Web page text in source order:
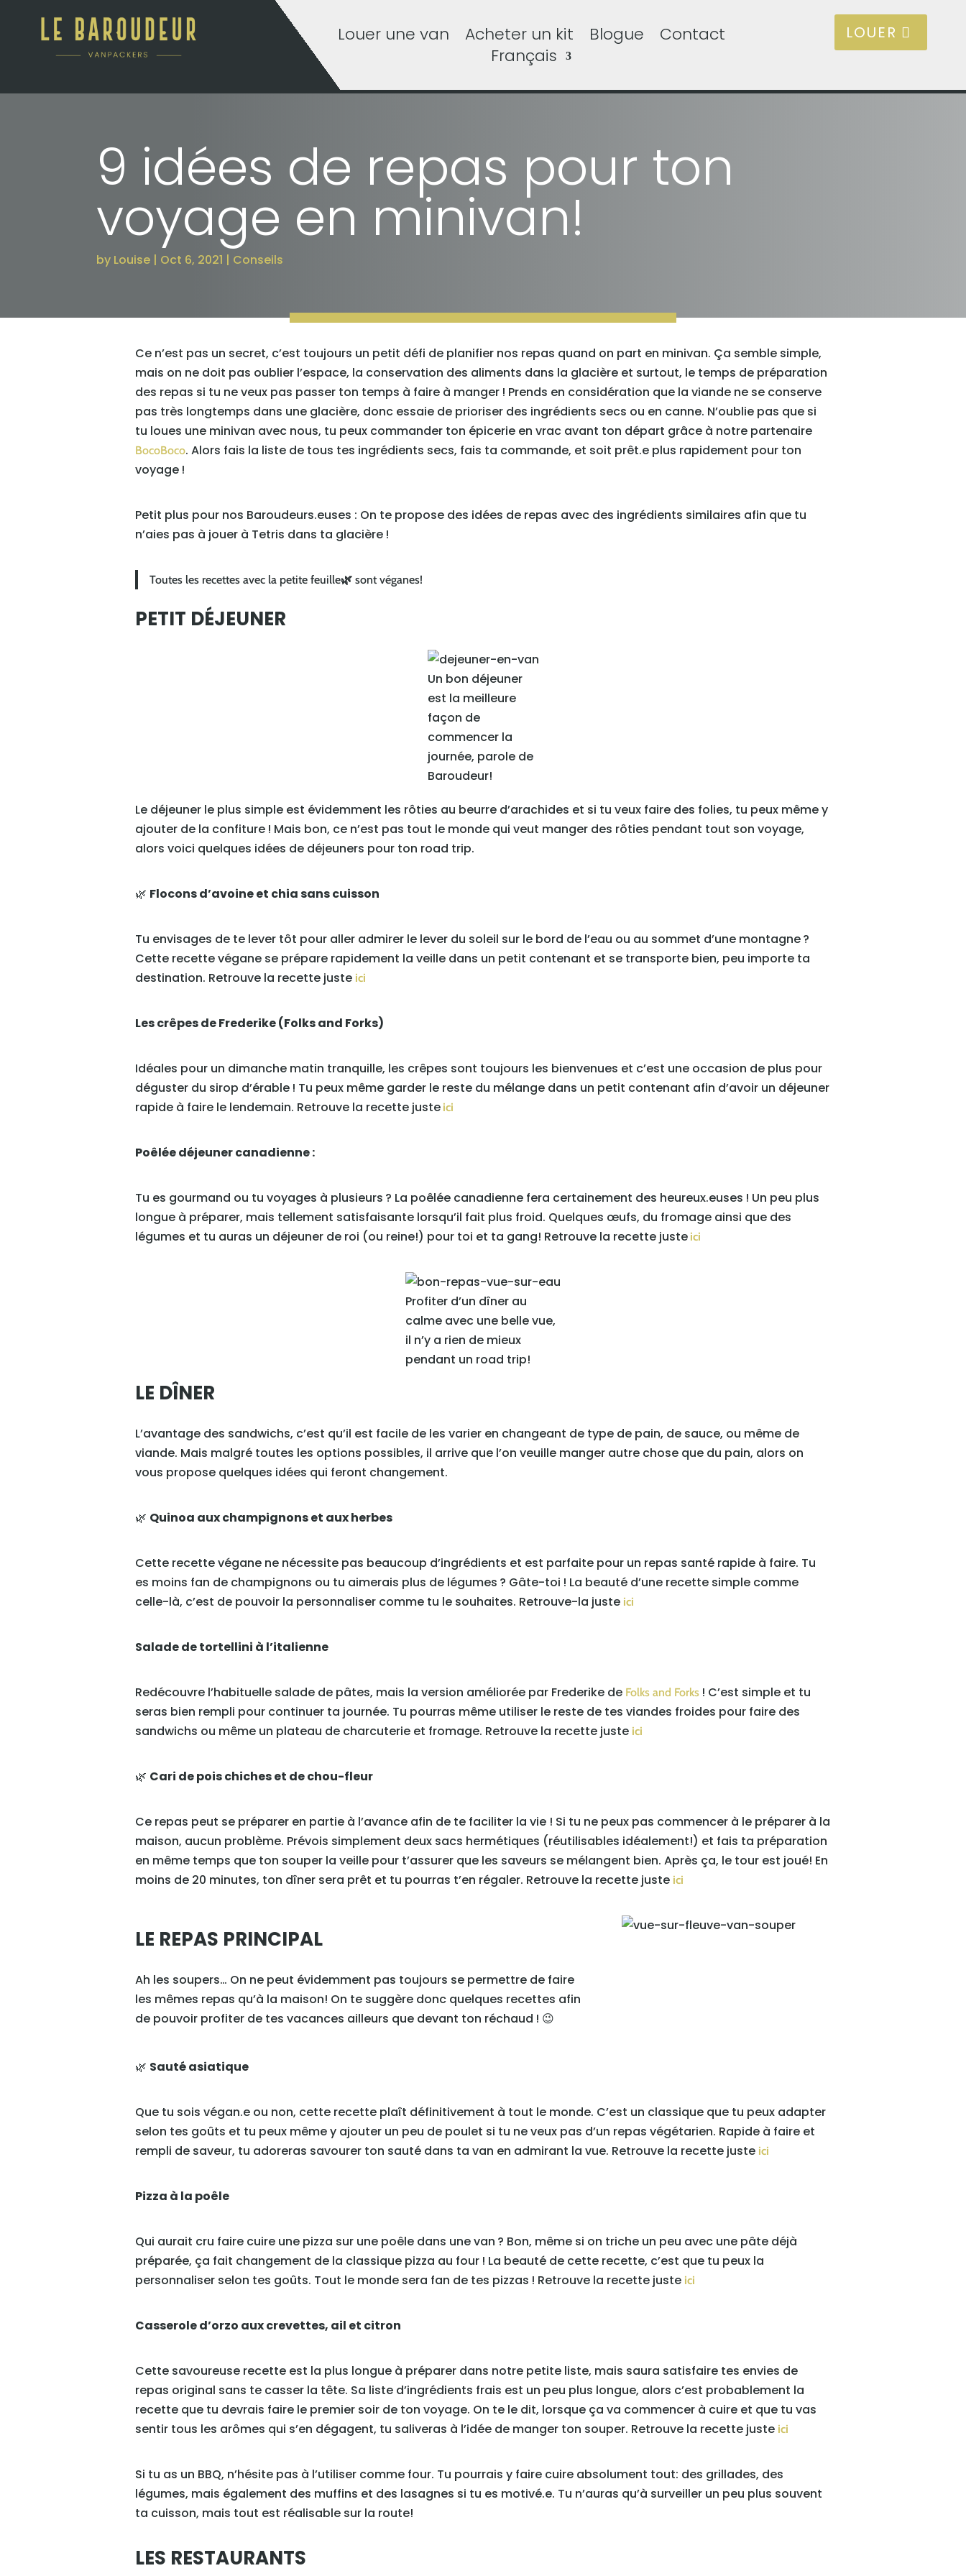
Louer une van Acheter un kit Blogue
Contact
Français
LOUER
9 idées de repas pour ton
voyage en minivan!
by Louise Oct 6, 2021 Conseils
Ce n’est pas un secret, c’est toujours un petit défi de planifier nos repas quand on part en minivan. Ça semble simple,
mais on ne doit pas oublier l’espace, la conservation des aliments dans la glacière et surtout, le temps de préparation
des repas si tu ne veux pas passer ton temps à faire à manger ! Prends en considération que la viande ne se conserve
pas très longtemps dans une glacière, donc essaie de prioriser des ingrédients secs ou en canne. N’oublie pas que si
tu loues une minivan avec nous, tu peux commander ton épicerie en vrac avant ton départ grâce à notre partenaire
BocoBoco. Alors fais la liste de tous tes ingrédients secs, fais ta commande, et soit prêt.e plus rapidement pour ton
voyage !
Petit plus pour nos Baroudeurs.euses : On te propose des idées de repas avec des ingrédients similaires afin que tu
n’aies pas à jouer à Tetris dans ta glacière !
Toutes les recettes avec la petite feuille⁠🌿 sont véganes!
PETIT DÉJEUNER
Un bon déjeuner
est la meilleure
façon de
commencer la
journée, parole de
Baroudeur!
Le déjeuner le plus simple est évidemment les rôties au beurre d’arachides et si tu veux faire des folies, tu peux même y
ajouter de la confiture ! Mais bon, ce n’est pas tout le monde qui veut manger des rôties pendant tout son voyage,
alors voici quelques idées de déjeuners pour ton road trip.
🌿 Flocons d’avoine et chia sans cuisson
Tu envisages de te lever tôt pour aller admirer le lever du soleil sur le bord de l’eau ou au sommet d’une montagne ?
Cette recette végane se prépare rapidement la veille dans un petit contenant et se transporte bien, peu importe ta
destination. Retrouve la recette juste ici
Les crêpes de Frederike (Folks and Forks)
Idéales pour un dimanche matin tranquille, les crêpes sont toujours les bienvenues et c’est une occasion de plus pour
déguster du sirop d’érable ! Tu peux même garder le reste du mélange dans un petit contenant afin d’avoir un déjeuner
rapide à faire le lendemain. Retrouve la recette juste ici
Poêlée déjeuner canadienne :
Tu es gourmand ou tu voyages à plusieurs ? La poêlée canadienne fera certainement des heureux.euses ! Un peu plus
longue à préparer, mais tellement satisfaisante lorsqu’il fait plus froid. Quelques œufs, du fromage ainsi que des
légumes et tu auras un déjeuner de roi (ou reine!) pour toi et ta gang! Retrouve la recette juste ici
Profiter d’un dîner au
calme avec une belle vue,
il n’y a rien de mieux
pendant un road trip!
LE DÎNER
L’avantage des sandwichs, c’est qu’il est facile de les varier en changeant de type de pain, de sauce, ou même de
viande. Mais malgré toutes les options possibles, il arrive que l’on veuille manger autre chose que du pain, alors on
vous propose quelques idées qui feront changement.
🌿 Quinoa aux champignons et aux herbes
Cette recette végane ne nécessite pas beaucoup d’ingrédients et est parfaite pour un repas santé rapide à faire. Tu
es moins fan de champignons ou tu aimerais plus de légumes ? Gâte-toi ! La beauté d’une recette simple comme
celle-là, c’est de pouvoir la personnaliser comme tu le souhaites. Retrouve-la juste ici
Salade de tortellini à l’italienne
Redécouvre l’habituelle salade de pâtes, mais la version améliorée par Frederike de Folks and Forks ! C’est simple et tu
seras bien rempli pour continuer ta journée. Tu pourras même utiliser le reste de tes viandes froides pour faire des
sandwichs ou même un plateau de charcuterie et fromage. Retrouve la recette juste ici
🌿 Cari de pois chiches et de chou-fleur
Ce repas peut se préparer en partie à l’avance afin de te faciliter la vie ! Si tu ne peux pas commencer à le préparer à la
maison, aucun problème. Prévois simplement deux sacs hermétiques (réutilisables idéalement!) et fais ta préparation
en même temps que ton souper la veille pour t’assurer que les saveurs se mélangent bien. Après ça, le tour est joué! En
moins de 20 minutes, ton dîner sera prêt et tu pourras t’en régaler. Retrouve la recette juste ici
LE REPAS PRINCIPAL
Ah les soupers… On ne peut évidemment pas toujours se permettre de faire
les mêmes repas qu’à la maison! On te suggère donc quelques recettes afin
de pouvoir profiter de tes vacances ailleurs que devant ton réchaud ! 😉
⁠🌿 Sauté asiatique
Que tu sois végan.e ou non, cette recette plaît définitivement à tout le monde. C’est un classique que tu peux adapter
selon tes goûts et tu peux même y ajouter un peu de poulet si tu ne veux pas d’un repas végétarien. Rapide à faire et
rempli de saveur, tu adoreras savourer ton sauté dans ta van en admirant la vue. Retrouve la recette juste ici
Pizza à la poêle
Qui aurait cru faire cuire une pizza sur une poêle dans une van ? Bon, même si on triche un peu avec une pâte déjà
préparée, ça fait changement de la classique pizza au four ! La beauté de cette recette, c’est que tu peux la
personnaliser selon tes goûts. Tout le monde sera fan de tes pizzas ! Retrouve la recette juste ici
Casserole d’orzo aux crevettes, ail et citron
Cette savoureuse recette est la plus longue à préparer dans notre petite liste, mais saura satisfaire tes envies de
repas original sans te casser la tête. Sa liste d’ingrédients frais est un peu plus longue, alors c’est probablement la
recette que tu devrais faire le premier soir de ton voyage. On te le dit, lorsque ça va commencer à cuire et que tu vas
sentir tous les arômes qui s’en dégagent, tu saliveras à l’idée de manger ton souper. Retrouve la recette juste ici
Si tu as un BBQ, n’hésite pas à l’utiliser comme four. Tu pourrais y faire cuire absolument tout: des grillades, des
légumes, mais également des muffins et des lasagnes si tu es motivé.e. Tu n’auras qu’à surveiller un peu plus souvent
ta cuisson, mais tout est réalisable sur la route!
LES RESTAURANTS